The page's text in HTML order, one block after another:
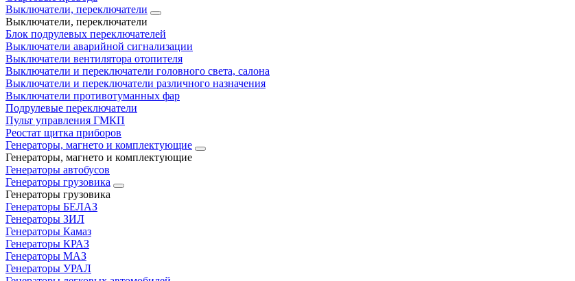
Выключатели, переключатели
Выключатели, переключатели
Блок подрулевых переключателей
Выключатели аварийной сигнализации
Выключатели вентилятора отопителя
Выключатели и переключатели головного света, салона
Выключатели и переключатели различного назначения
Выключатели противотуманных фар
Подрулевые переключатели
Пульт управления ГМКП
Реостат щитка приборов
Генераторы, магнето и комплектующие
Генераторы, магнето и комплектующие
Генераторы автобусов
Генераторы грузовика
Генераторы грузовика
Генераторы БЕЛАЗ
Генераторы ЗИЛ
Генераторы Камаз
Генераторы КРАЗ
Генераторы МАЗ
Генераторы УРАЛ